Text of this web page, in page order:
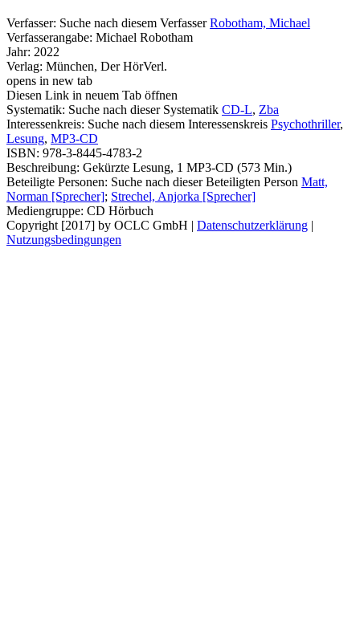
Verfasser: Suche nach diesem Verfasser Robotham, Michael
Verfasserangabe: Michael Robotham
Jahr: 2022
Verlag: München, Der HörVerl.
opens in new tab
Diesen Link in neuem Tab öffnen
Systematik: Suche nach dieser Systematik CD-L, Zba
Interessenkreis: Suche nach diesem Interessenskreis Psychothriller,
Lesung, MP3-CD
ISBN: 978-3-8445-4783-2
Beschreibung: Gekürzte Lesung, 1 MP3-CD (573 Min.)
Beteiligte Personen: Suche nach dieser Beteiligten Person Matt,
Norman [Sprecher]; Strechel, Anjorka [Sprecher]
Mediengruppe: CD Hörbuch
Copyright [2017] by OCLC GmbH | Datenschutzerklärung |
Nutzungsbedingungen